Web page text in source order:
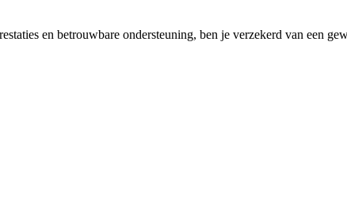
en betrouwbare ondersteuning, ben je verzekerd van een